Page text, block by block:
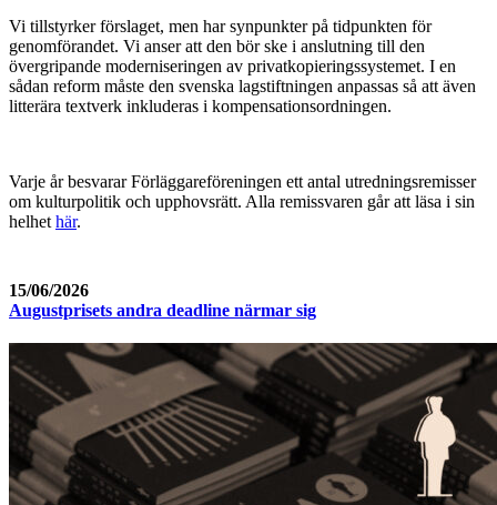
Vi tillstyrker förslaget, men har synpunkter på tidpunkten för
genomförandet. Vi anser att den bör ske i anslutning till den
övergripande moderniseringen av privatkopieringssystemet. I en
sådan reform måste den svenska lagstiftningen anpassas så att även
litterära textverk inkluderas i kompensationsordningen.
Varje år besvarar Förläggareföreningen ett antal utredningsremisser
om kulturpolitik och upphovsrätt. Alla remissvaren går att läsa i sin
helhet här.
15/06/2026
Augustprisets andra deadline närmar sig